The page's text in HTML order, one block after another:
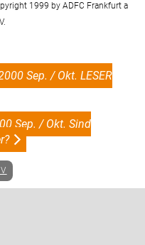
1999 by ADFC Frankfurt a
Sep. / Okt. LESER
Sep. / Okt. Sind